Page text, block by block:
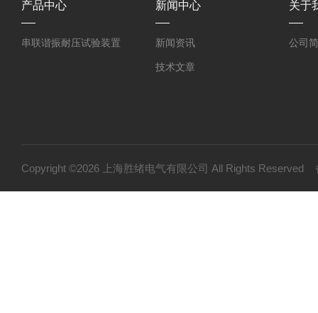
产品中心
串联谐振耐压试验装置
新闻中心
新闻资讯
技术文章
关于
公司
Copyright ©2026 上海胜绪电气有限公司 All Rights Reserved